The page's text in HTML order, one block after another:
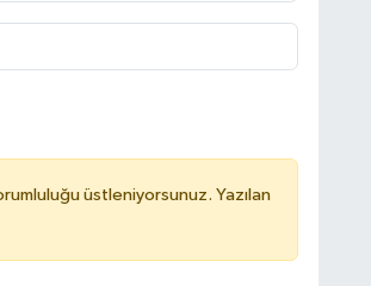
üstleniyorsunuz. Yazılan